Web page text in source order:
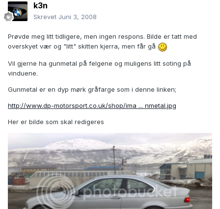
k3n
Skrevet Juni 3, 2008
Prøvde meg litt tidligere, men ingen respons. Bilde er tatt med
overskyet vær og "litt" skitten kjerra, men får gå
Vil gjerne ha gunmetal på felgene og muligens litt soting på
vinduene.
Gunmetal er en dyp mørk gråfarge som i denne linken;
http://www.dp-motorsport.co.uk/shop/ima ... nmetal.jpg
Her er bilde som skal redigeres